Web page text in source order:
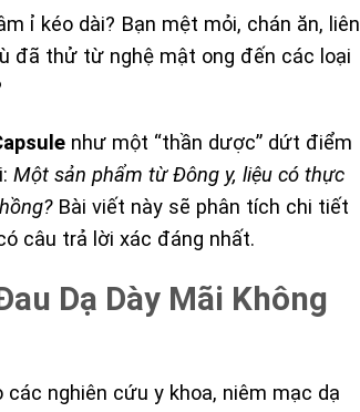
ỉ kéo dài? Bạn mệt mỏi, chán ăn, liên
đã thử từ nghệ mật ong đến các loại
như một “thần dược” dứt điểm
Một sản phẩm từ Đông y, liệu có thực
Bài viết này sẽ phân tích chi tiết
câu trả lời xác đáng nhất.
Dạ Dày Mãi Không
nghiên cứu y khoa, niêm mạc dạ